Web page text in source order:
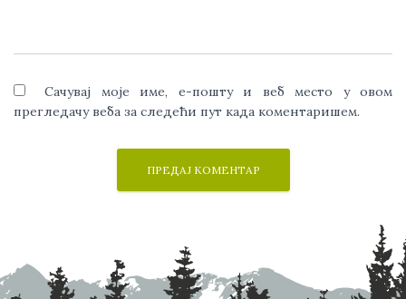
Сачувај моје име, е-пошту и веб место у овом
прегледачу веба за следећи пут када коментаришем.